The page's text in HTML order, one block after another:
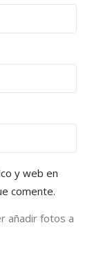
y web en
comente.
añadir fotos a